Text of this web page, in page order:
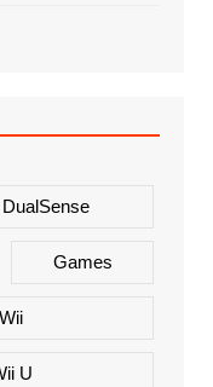
DualSense
Games
U